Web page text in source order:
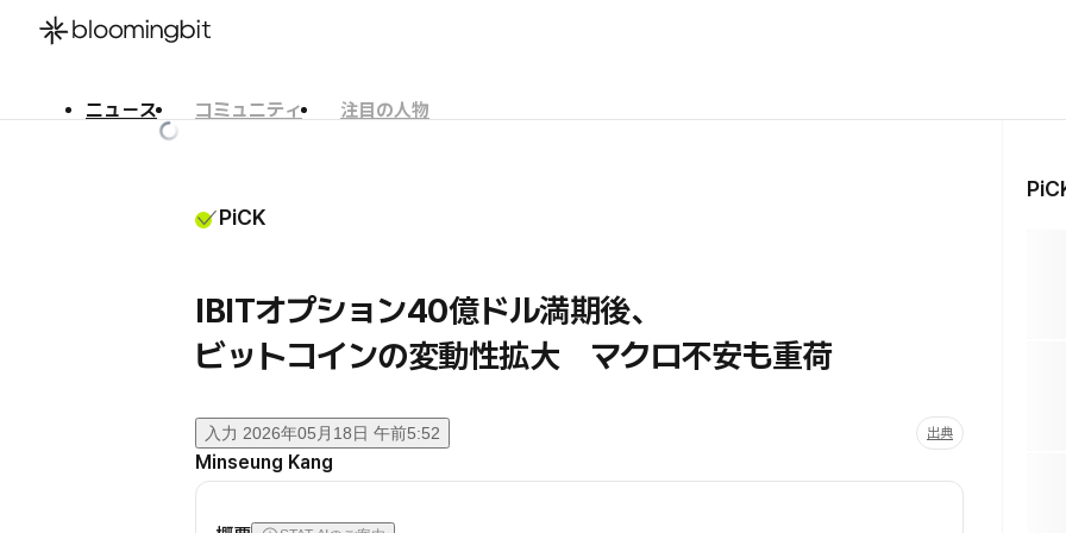
ニュース コミュニティ
注目の人物
PiCK
IBITオプション40億ドル満期後、
ビットコインの変動性拡大 マクロ不安も重荷
入力 2026年05月18日 午前5:52 出典
Minseung Kang